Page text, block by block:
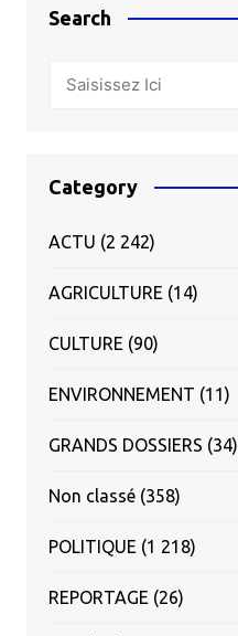
Search
Category
ACTU (2 242)
AGRICULTURE (14)
CULTURE (90)
ENVIRONNEMENT (11)
GRANDS DOSSIERS (34)
Non classé(358)
POLITIQUE (1 218)
REPORTAGE (26)